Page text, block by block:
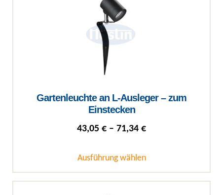
Gartenleuchte an L-Ausleger – zum
Einstecken
43,05 € – 71,34 €Preisspanne:
Ausführung wählen